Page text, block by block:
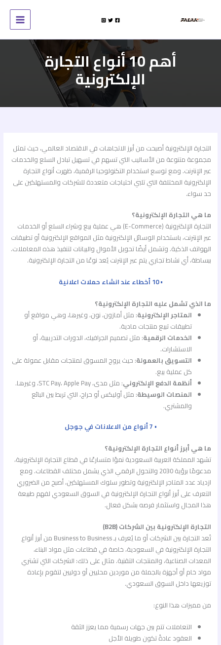
أهم 10 أنواع التجارة
الإلكترونية
التجارة الإلكترونية أصبحت من أبرز الاتجاهات في الاقتصاد العالمي، حيث تمثل
مجموعة متنوعة من الأساليب التي تسهم في تسهيل تبادل السلع والخدمات
عبر الإنترنت. ومع توسع استخدام التكنولوجيا الرقمية، ظهرتأنواع التجارة
الإلكترونية المختلفة التي تلبي احتياجات متعددة للشركات والمستهلكين على
حد سواء.
ما هي التجارة الإلكترونية؟
التجارة الإلكترونية (E-Commerce) هي عملية بيع وشراء السلع أو الخدمات
عبر الإنترنت، باستخدام الوسائل الإلكترونية مثل المواقع الإلكترونية أو تطبيقات
الهواتف الذكية. وتشمل أيضًا تحويل الأموال والبيانات لتنفيذ هذه المعاملات.
ببساطة، أي نشاط تجاري يتم عبر الإنترنت يُعد نوعًا من التجارة الإلكترونية.
• 10 أخطاء عند انشاء حملات اعلانية
ما الذي تشمل عليه التجارة الإلكترونية؟
المتاجر الإلكترونية: مثل أمازون، نون، وغيرها، وهي مواقع أو
تطبيقات تبيع منتجات مادية.
الخدمات الرقمية: مثل تصميم الجرافيك، الدورات التدريبية، أو
الاستشارات.
التسويق بالعمولة: حيث يروج المسوق لمنتجات مقابل عمولة على
كل عملية بيع.
أنظمة الدفع الإلكتروني: مثل مدى، STC Pay، Apple Pay، وغيرها.
المنصات الوسيطة: مثل أوليكس أو حراج، التي تربط بين البائع
والمشتري.
• 7 أنواع من الاعلانات في جوجل
ما هي أبرزأنواع التجارة الإلكترونية؟
تشهد المملكة العربية السعودية نموًا متسارعًا في قطاع التجارة الإلكترونية،
مدعومًا برؤية 2030 والتحول الرقمي الذي يشمل مختلف القطاعات. ومع
ازدياد عدد المتاجر الإلكترونية وتطور سلوك المستهلكين، أصبح من الضروري
التعرف على أبرز أنواع التجارة الإلكترونية في السوق السعودي لفهم طبيعة
هذا المجال واستثمار فرصه بشكل فعال.
التجارة الإلكترونية بين الشركات (B2B)
تُعد التجارة بين الشركات أو ما يُعرف بـ Business to Business من أبرز أنواع
التجارة الإلكترونية في السعودية، خاصة في قطاعات مثل مواد البناء،
المعدات الصناعية، والمنتجات التقنية. مثال على ذلك: الشركات التي تشتري
مواد خام أو أجهزة بالجملة من موردين محليين أو دوليين لتقوم بإعادة
توزيعها داخل السوق السعودي.
من مميزات هذا النوع:
التعاملات تتم بين جهات رسمية مما يعزز الثقة
العقود عادةً تكون طويلة الأجل